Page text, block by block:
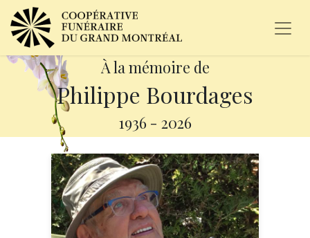
À la mémoire de
Philippe Bourdages
1936 - 2026